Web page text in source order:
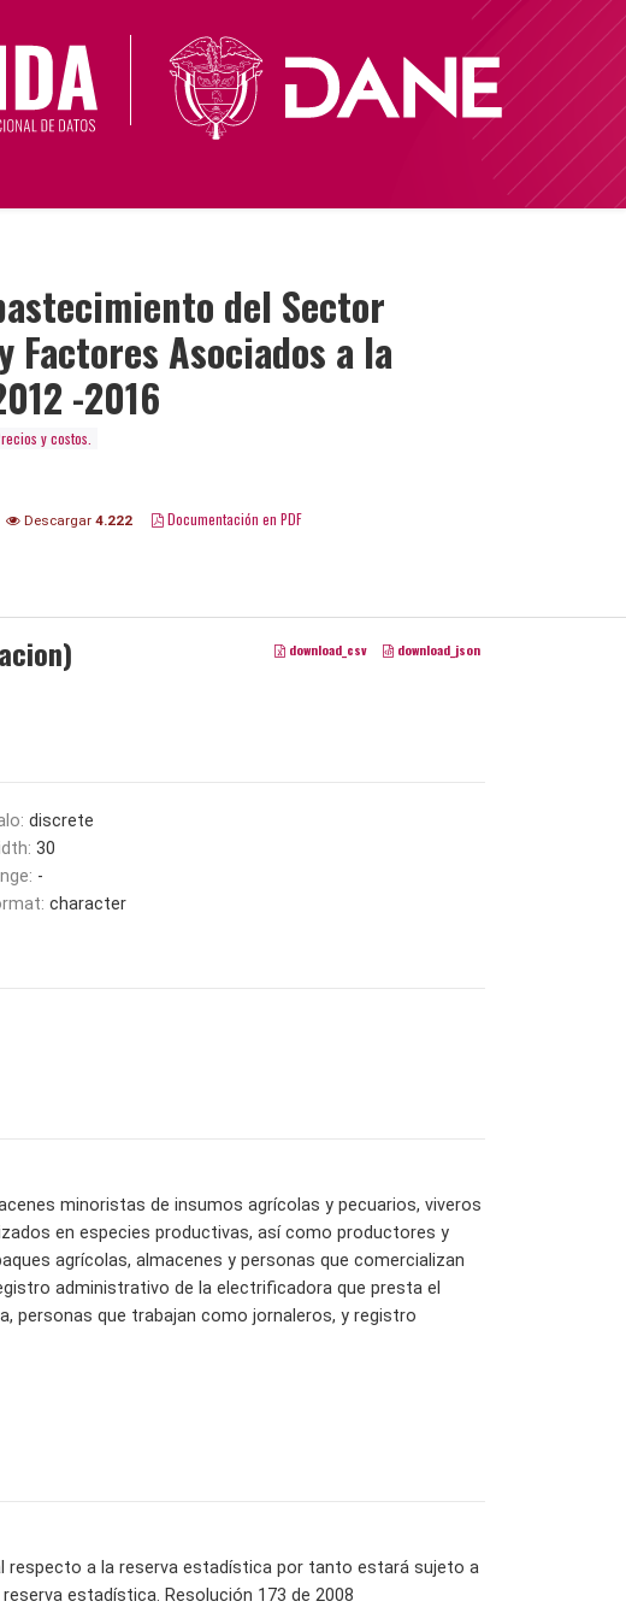
del Sector
Factores Asociados a la
-2016
y costos.
Descargar 4.222 Documentación en PDF
download_csv download_json
discrete
30
-
character
minoristas de insumos agrícolas y pecuarios, viveros
en especies productivas, así como productores y
agrícolas, almacenes y personas que comercializan
administrativo de la electrificadora que presta el
personas que trabajan como jornaleros, y registro
respecto a la reserva estadística por tanto estará sujeto a
estadística. Resolución 173 de 2008